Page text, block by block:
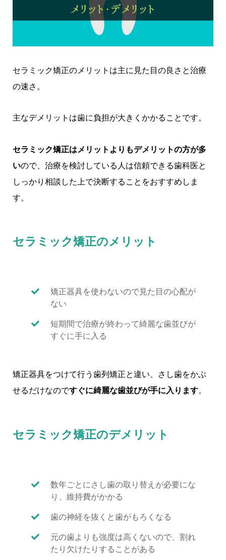
セラミック矯正のメリットは主に見た目の良さと治療
の速さ。
主なデメリットは歯に負担が大きくかかることです。
セラミック矯正はメリットよりもデメリットの方が多
いので、治療を検討している人は信頼できる歯科医と
しっかり相談した上で決断することをおすすめしま
す。
セラミック矯正のメリット
矯正器具を使わないので見た目の心配が
ない
短期間で治療が終わって綺麗な歯並びが
すぐに手に入る
矯正器具をつけて行う歯列矯正と違い、さし歯をかぶ
せるだけなのですぐに綺麗な歯並びが手に入ります。
セラミック矯正のデメリット
数年ごとにさし歯の取り替えが必要にな
り、維持費がかかる
歯の神経を抜くと歯がもろくなる
元の歯よりも強度は高くないので、割れ
たり欠けたりすることがある